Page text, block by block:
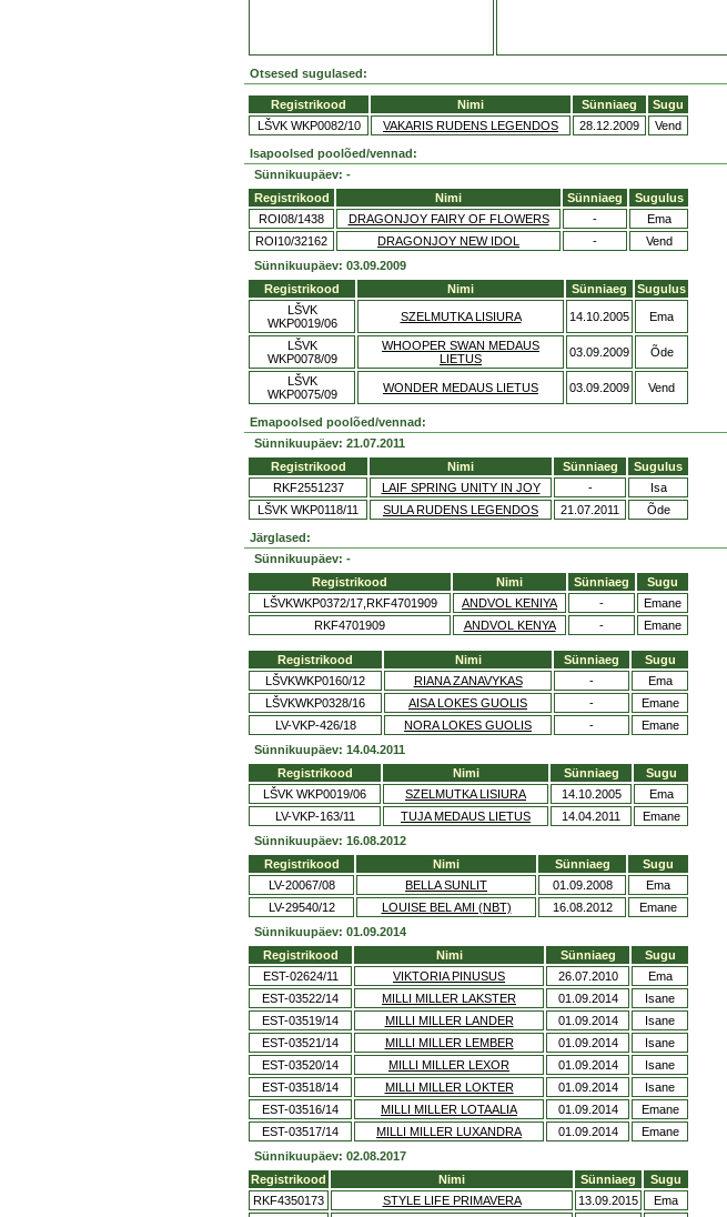
Otsesed sugulased:
Registrikood Nimi Sünniaeg
Sugu
LŠVK WKP0082/10
VAKARIS RUDENS LEGENDOS 28.12.2009 Vend
Isapoolsed poolõed/vennad:
Sünnikuupäev: -
Registrikood
Nimi Sünniaeg
Sugulus
ROI08/1438
DRAGONJOY FAIRY OF FLOWERS -
Ema
ROI10/32162
DRAGONJOY NEW IDOL -
Vend
Sünnikuupäev: 03.09.2009
Registrikood
Nimi Sünniaeg
Sugulus
LŠVK
WKP0019/06
SZELMUTKA LISIURA 14.10.2005 Ema
LŠVK
WKP0078/09
WHOOPER SWAN MEDAUS
LIETUS
03.09.2009 Õde
LŠVK
WKP0075/09
WONDER MEDAUS LIETUS 03.09.2009 Vend
Emapoolsed poolõed/vennad:
Sünnikuupäev: 21.07.2011
Registrikood
Nimi Sünniaeg
Sugulus
RKF2551237
LAIF SPRING UNITY IN JOY -
Isa
LŠVK WKP0118/11
SULA RUDENS LEGENDOS 21.07.2011 Õde
Järglased:
Sünnikuupäev: -
Registrikood
Nimi Sünniaeg
Sugu
LŠVKWKP0372/17,RKF4701909
ANDVOL KENIYA -
Emane
RKF4701909
ANDVOL KENYA - Emane
Registrikood Nimi Sünniaeg
Sugu
LŠVKWKP0160/12
RIANA ZANAVYKAS -
Ema
LŠVKWKP0328/16
AISA LOKES GUOLIS -
Emane
LV-VKP-426/18
NORA LOKES GUOLIS -
Emane
Sünnikuupäev: 14.04.2011
Registrikood
Nimi Sünniaeg
Sugu
LŠVK WKP0019/06
SZELMUTKA LISIURA 14.10.2005
Ema
LV-VKP-163/11
TUJA MEDAUS LIETUS 14.04.2011
Emane
Sünnikuupäev: 16.08.2012
Registrikood
Nimi Sünniaeg
Sugu
LV-20067/08
BELLA SUNLIT 01.09.2008
Ema
LV-29540/12
LOUISE BEL AMI (NBT) 16.08.2012
Emane
Sünnikuupäev: 01.09.2014
Registrikood
Nimi Sünniaeg
Sugu
EST-02624/11
VIKTORIA PINUSUS 26.07.2010
Ema
EST-03522/14
MILLI MILLER LAKSTER 01.09.2014
Isane
EST-03519/14
MILLI MILLER LANDER 01.09.2014
Isane
EST-03521/14
MILLI MILLER LEMBER 01.09.2014
Isane
EST-03520/14
MILLI MILLER LEXOR 01.09.2014
Isane
EST-03518/14
MILLI MILLER LOKTER 01.09.2014
Isane
EST-03516/14
MILLI MILLER LOTAALIA 01.09.2014
Emane
EST-03517/14
MILLI MILLER LUXANDRA 01.09.2014
Emane
Sünnikuupäev: 02.08.2017
Registrikood
Nimi Sünniaeg
Sugu
RKF4350173
STYLE LIFE PRIMAVERA 13.09.2015
Ema